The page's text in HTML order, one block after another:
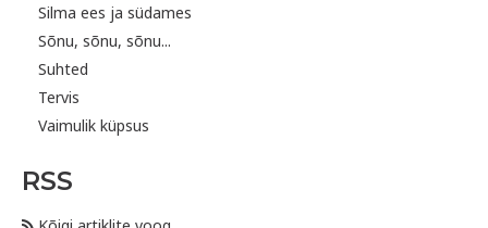
Silma ees ja südames
Sõnu, sõnu, sõnu...
Suhted
Tervis
Vaimulik küpsus
RSS